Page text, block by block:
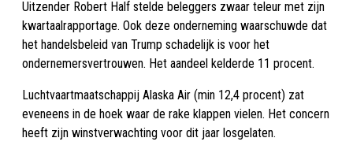
Uitzender Robert Half stelde beleggers zwaar teleur met zijn
kwartaalrapportage. Ook deze onderneming waarschuwde dat
het handelsbeleid van Trump schadelijk is voor het
ondernemersvertrouwen. Het aandeel kelderde 11 procent.
Luchtvaartmaatschappij Alaska Air (min 12,4 procent) zat
eveneens in de hoek waar de rake klappen vielen. Het concern
heeft zijn winstverwachting voor dit jaar losgelaten.